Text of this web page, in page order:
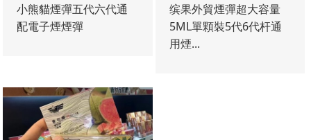
小熊貓煙彈五代六代通
配電子煙煙彈
缤果外貿煙彈超大容量
5ML單顆裝5代6代杆通
用煙...